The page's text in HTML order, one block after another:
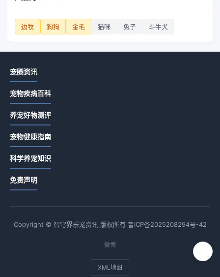
边牧 狗狗 金毛 猫咪 兔子 斗牛犬
宠圈资讯
宠物疾病百科
养宠好物测评
宠物健康指南
科学养宠知识
免责声明
Copyright © 智穹界乐宠资讯 版权所有 鲁ICP备2025208294号-42
微博
XML地图